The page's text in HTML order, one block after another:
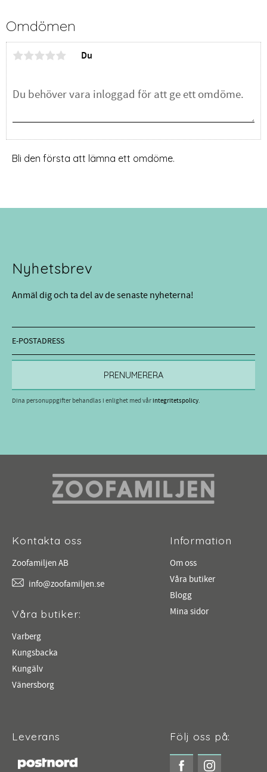
Omdömen
Du
Bli den första att lämna ett omdöme.
Nyhetsbrev
Anmäl dig och ta del av de senaste nyheterna!
PRENUMERERA
Dina personuppgifter behandlas i enlighet med vårintegritetspolicy.
Kontakta oss
Zoofamiljen AB
info@zoofamiljen.se
Våra butiker:
Varberg
Kungsbacka
Kungälv
Vänersborg
Information
Om oss
Våra butiker
Blogg
Mina sidor
Leverans Följ oss på: